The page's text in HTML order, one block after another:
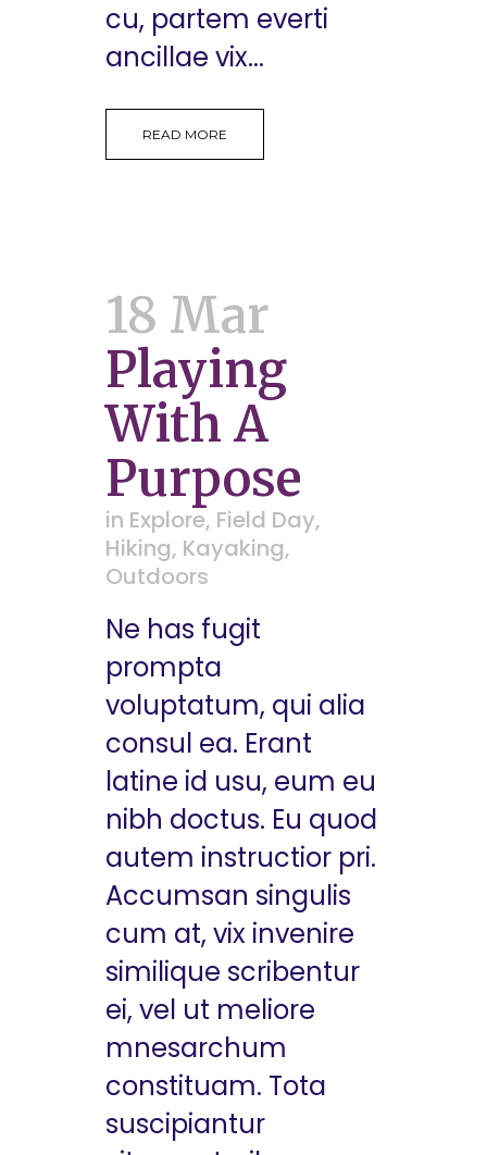
cu, partem everti
ancillae vix...
READ MORE
18 Mar
Playing
With A
Purpose
in Explore, Field Day,
Hiking, Kayaking,
Outdoors
Ne has fugit
prompta
voluptatum, qui alia
consul ea. Erant
latine id usu, eum eu
nibh doctus. Eu quod
autem instructior pri.
Accumsan singulis
cum at, vix invenire
similique scribentur
ei, vel ut meliore
mnesarchum
constituam. Tota
suscipiantur